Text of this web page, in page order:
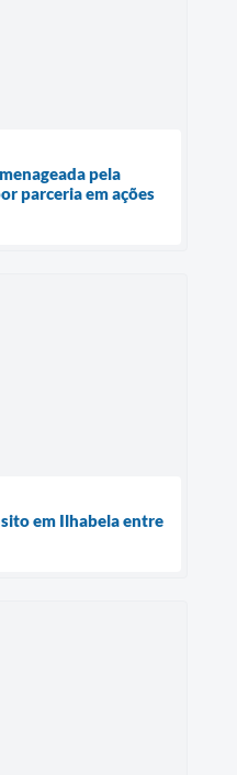
pela
parceria em ações
em Ilhabela entre